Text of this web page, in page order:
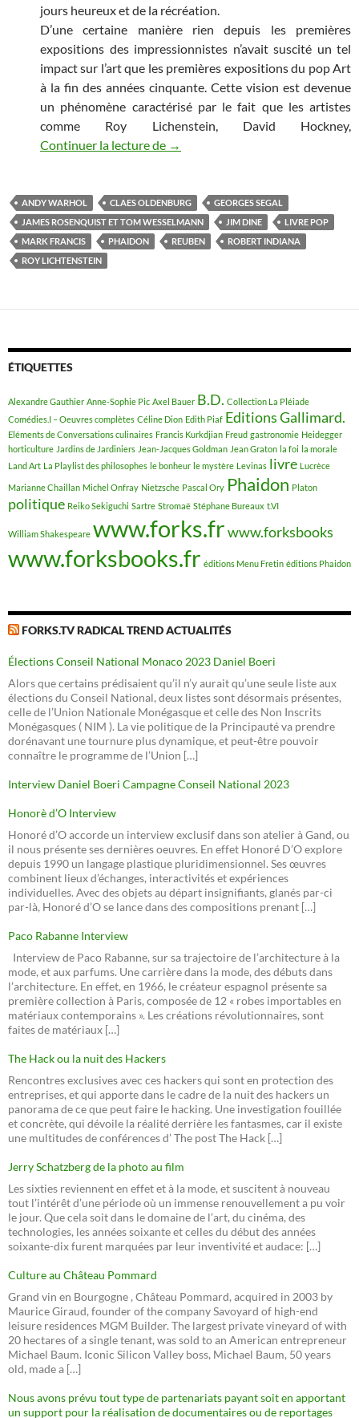
jours heureux et de la récréation.
D’une certaine manière rien depuis les premières
expositions des impressionnistes n’avait suscité un tel
impact sur l’art que les premières expositions du pop Art
à la fin des années cinquante. Cette vision est devenue
un phénomène caractérisé par le fait que les artistes
comme Roy Lichenstein, David Hockney,
Continuer la lecture de LE POP ART, UN ART PAS SI POP
→
ANDY WARHOL CLAES OLDENBURG
GEORGES SEGAL
JAMES ROSENQUIST ET TOM WESSELMANN
JIM DINE
LIVRE POP
MARK FRANCIS
PHAIDON REUBEN
ROBERT INDIANA
ROY LICHTENSTEIN
ÉTIQUETTES
Alexandre Gauthier Anne-Sophie Pic Axel Bauer B.D. Collection La Pléiade
Comédies.I – Oeuvres complètes Céline Dion Edith Piaf Editions Gallimard.
Eléments de Conversations culinaires Francis Kurkdjian Freud gastronomie Heidegger
horticulture Jardins de Jardiniers Jean-Jacques Goldman Jean Graton la foi la morale
Land Art La Playlist des philosophes le bonheur le mystère Levinas livre Lucrèce
Marianne Chaillan Michel Onfray Nietzsche Pascal Ory Phaidon Platon
politique Reiko Sekiguchi Sartre Stromaë Stéphane Bureaux t.VI
William Shakespeare www.forks.frwww.forksbooks
www.forksbooks.fr éditions Menu Fretin éditions Phaidon
FORKS.TV RADICAL TREND ACTUALITÉS
Élections Conseil National Monaco 2023 Daniel Boeri
Alors que certains prédisaient qu’il n’y aurait qu’une seule liste aux
élections du Conseil National, deux listes sont désormais présentes,
celle de l’Union Nationale Monégasque et celle des Non Inscrits
Monégasques ( NIM ). La vie politique de la Principauté va prendre
dorénavant une tournure plus dynamique, et peut-être pouvoir
connaître le programme de l’Union […]
Interview Daniel Boeri Campagne Conseil National 2023
Honorè d’O Interview
Honoré d’O accorde un interview exclusif dans son atelier à Gand, ou
il nous présente ses dernières oeuvres. En effet Honoré D’O explore
depuis 1990 un langage plastique pluridimensionnel. Ses œuvres
combinent lieux d’échanges, interactivités et expériences
individuelles. Avec des objets au départ insignifiants, glanés par-ci
par-là, Honoré d’O se lance dans des compositions prenant […]
Paco Rabanne Interview
Interview de Paco Rabanne, sur sa trajectoire de l’architecture à la
mode, et aux parfums. Une carrière dans la mode, des débuts dans
l’architecture. En effet, en 1966, le créateur espagnol présente sa
première collection à Paris, composée de 12 « robes importables en
matériaux contemporains ». Les créations révolutionnaires, sont
faites de matériaux […]
The Hack ou la nuit des Hackers
Rencontres exclusives avec ces hackers qui sont en protection des
entreprises, et qui apporte dans le cadre de la nuit des hackers un
panorama de ce que peut faire le hacking. Une investigation fouillée
et concrète, qui dévoile la réalité derrière les fantasmes, car il existe
une multitudes de conférences d’ The post The Hack […]
Jerry Schatzberg de la photo au film
Les sixties reviennent en effet et à la mode, et suscitent à nouveau
tout l’intérêt d’une période où un immense renouvellement a pu voir
le jour. Que cela soit dans le domaine de l’art, du cinéma, des
technologies, les années soixante et celles du début des années
soixante-dix furent marquées par leur inventivité et audace: […]
Culture au Château Pommard
Grand vin en Bourgogne , Château Pommard, acquired in 2003 by
Maurice Giraud, founder of the company Savoyard of high-end
leisure residences MGM Builder. The largest private vineyard of with
20 hectares of a single tenant, was sold to an American entrepreneur
Michael Baum. Iconic Silicon Valley boss, Michael Baum, 50 years
old, made a […]
Nous avons prévu tout type de partenariats payant soit en apportant
un support pour la réalisation de documentaires ou de reportages